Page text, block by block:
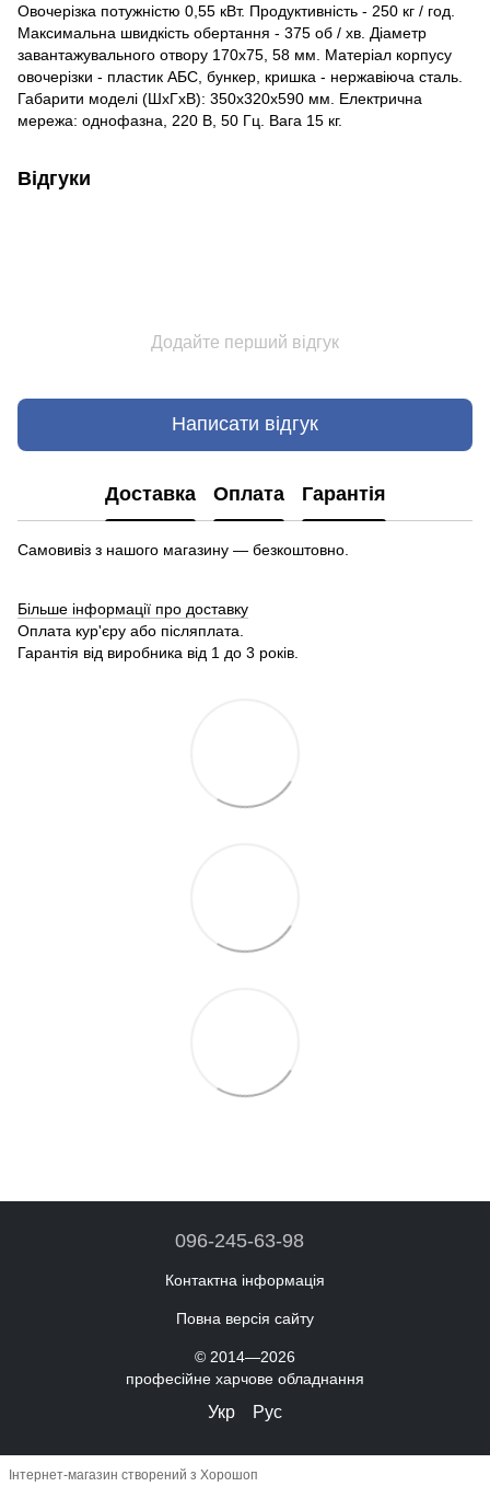
Овочерізка потужністю 0,55 кВт. Продуктивність - 250 кг / год.
Максимальна швидкість обертання - 375 об / хв. Діаметр
завантажувального отвору 170х75, 58 мм. Матеріал корпусу
овочерізки - пластик АБС, бункер, кришка - нержавіюча сталь.
Габарити моделі (ШхГхВ): 350х320х590 мм. Електрична
мережа: однофазна, 220 В, 50 Гц. Вага 15 кг.
Відгуки
Додайте перший відгук
Написати відгук
Доставка Оплата Гарантія
Самовивіз з нашого магазину — безкоштовно.
Більше інформації про доставку
Оплата кур'єру або післяплата.
Гарантія від виробника від 1 до 3 років.
096-245-63-98
Контактна інформація
Повна версія сайту
© 2014—2026
професійне харчове обладнання
Укр Рус
Інтернет-магазин створений з Хорошоп